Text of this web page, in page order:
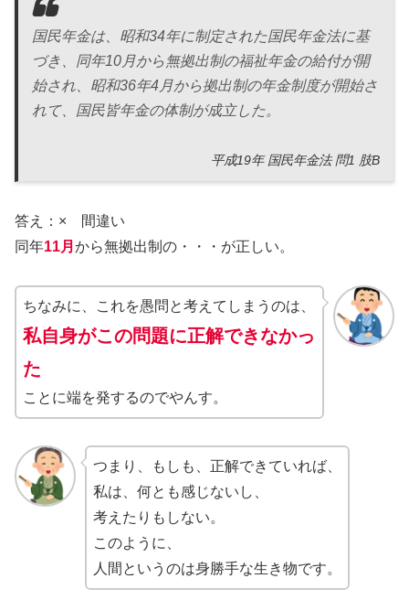
国民年金は、昭和34年に制定された国民年金法に基
づき、同年10月から無拠出制の福祉年金の給付が開
始され、昭和36年4月から拠出制の年金制度が開始さ
れて、国民皆年金の体制が成立した。
平成19年 国民年金法 問1 肢B
答え：× 間違い
同年11月 から無拠出制の・・・が正しい。
ちなみに、これを愚問と考えてしまうのは、
私自身がこの問題に正解できなかっ
た
ことに端を発するのでやんす。
つまり、もしも、正解できていれば、
私は、何とも感じないし、
考えたりもしない。
このように、
人間というのは身勝手な生き物です。